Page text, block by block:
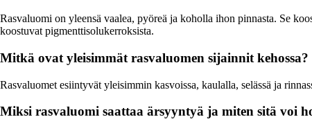
Rasvaluomi on yleensä vaalea, pyöreä ja koholla ihon pinnasta. Se
koostuvat pigmenttisolukerroksista.
Mitkä ovat yleisimmät rasvaluomen sijainnit kehossa?
Rasvaluomet esiintyvät yleisimmin kasvoissa, kaulalla, selässä ja
Miksi rasvaluomi saattaa ärsyyntyä ja miten sitä voi